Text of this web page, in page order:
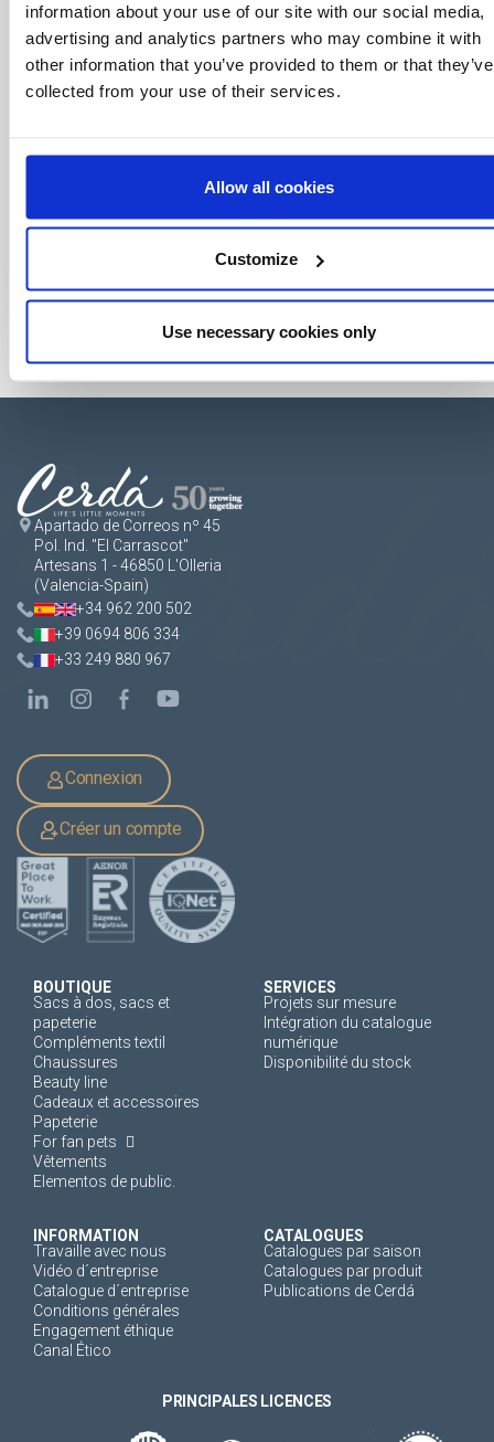
information about your use of our site with our social media,
advertising and analytics partners who may combine it with
other information that you’ve provided to them or that they’ve
collected from your use of their services.
Allow all cookies
Customize
Use necessary cookies only
Apartado de Correos nº 45
Pol. Ind. "El Carrascot"
Artesans 1 - 46850 L'Olleria
(Valencia-Spain)
+34 962 200 502
+39 0694 806 334
+33 249 880 967
Connexion
Créer un compte
BOUTIQUE
Sacs à dos, sacs et
papeterie
Compléments textil
Chaussures
Beauty line
Cadeaux et accessoires
Papeterie
For fan pets
Vêtements
Elementos de public.
SERVICES
Projets sur mesure
Intégration du catalogue
numérique
Disponibilité du stock
INFORMATION
Travaille avec nous
Vidéo d´entreprise
Catalogue d´entreprise
Conditions générales
Engagement éthique
Canal Ético
CATALOGUES
Catalogues par saison
Catalogues par produit
Publications de Cerdá
PRINCIPALES LICENCES